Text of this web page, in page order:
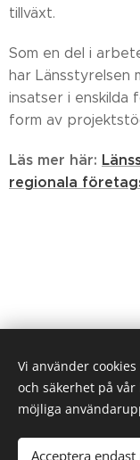
tillväxt.
Som en del i
har Länsstyrelsen
insatser i enskilda
form av
Läs mer här:
regionala
Alla rättigheter
Vi använder
och säkerhet på
möjliga
Acceptera